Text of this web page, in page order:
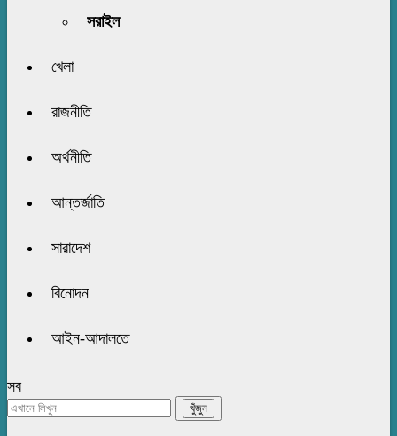
সরাইল
খেলা
রাজনীতি
অর্থনীতি
আন্তর্জাতি
সারাদেশ
বিনোদন
আইন-আদালতে
সব